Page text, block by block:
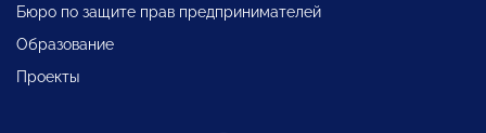
Бюро по защите прав предпринимателей
Образование
Проекты